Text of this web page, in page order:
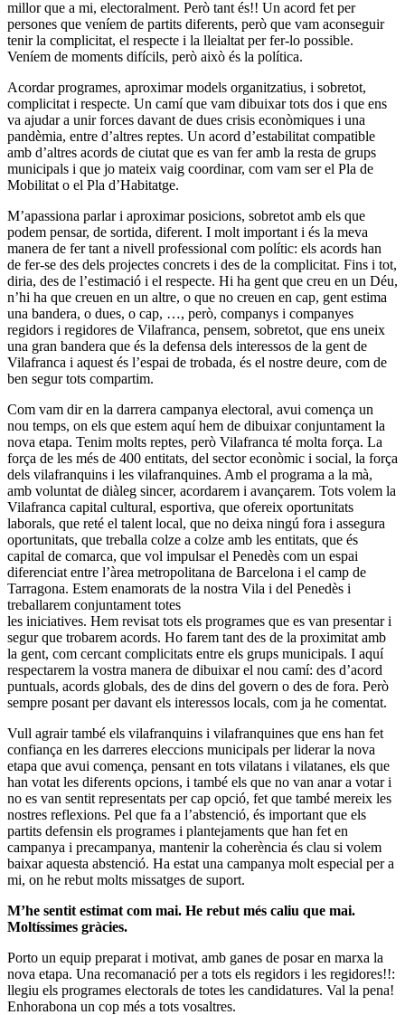
millor que a mi, electoralment. Però tant és!! Un acord fet per
persones que veníem de partits diferents, però que vam aconseguir
tenir la complicitat, el respecte i la lleialtat per fer-lo possible.
Veníem de moments difícils, però això és la política.
Acordar programes, aproximar models organitzatius, i sobretot,
complicitat i respecte. Un camí que vam dibuixar tots dos i que ens
va ajudar a unir forces davant de dues crisis econòmiques i una
pandèmia, entre d’altres reptes. Un acord d’estabilitat compatible
amb d’altres acords de ciutat que es van fer amb la resta de grups
municipals i que jo mateix vaig coordinar, com vam ser el Pla de
Mobilitat o el Pla d’Habitatge.
M’apassiona parlar i aproximar posicions, sobretot amb els que
podem pensar, de sortida, diferent. I molt important i és la meva
manera de fer tant a nivell professional com polític: els acords han
de fer-se des dels projectes concrets i des de la complicitat. Fins i tot,
diria, des de l’estimació i el respecte. Hi ha gent que creu en un Déu,
n’hi ha que creuen en un altre, o que no creuen en cap, gent estima
una bandera, o dues, o cap, …, però, companys i companyes
regidors i regidores de Vilafranca, pensem, sobretot, que ens uneix
una gran bandera que és la defensa dels interessos de la gent de
Vilafranca i aquest és l’espai de trobada, és el nostre deure, com de
ben segur tots compartim.
Com vam dir en la darrera campanya electoral, avui comença un
nou temps, on els que estem aquí hem de dibuixar conjuntament la
nova etapa. Tenim molts reptes, però Vilafranca té molta força. La
força de les més de 400 entitats, del sector econòmic i social, la força
dels vilafranquins i les vilafranquines. Amb el programa a la mà,
amb voluntat de diàleg sincer, acordarem i avançarem. Tots volem la
Vilafranca capital cultural, esportiva, que ofereix oportunitats
laborals, que reté el talent local, que no deixa ningú fora i assegura
oportunitats, que treballa colze a colze amb les entitats, que és
capital de comarca, que vol impulsar el Penedès com un espai
diferenciat entre l’àrea metropolitana de Barcelona i el camp de
Tarragona. Estem enamorats de la nostra Vila i del Penedès i
treballarem conjuntament totes
les iniciatives. Hem revisat tots els programes que es van presentar i
segur que trobarem acords. Ho farem tant des de la proximitat amb
la gent, com cercant complicitats entre els grups municipals. I aquí
respectarem la vostra manera de dibuixar el nou camí: des d’acord
puntuals, acords globals, des de dins del govern o des de fora. Però
sempre posant per davant els interessos locals, com ja he comentat.
Vull agrair també els vilafranquins i vilafranquines que ens han fet
confiança en les darreres eleccions municipals per liderar la nova
etapa que avui comença, pensant en tots vilatans i vilatanes, els que
han votat les diferents opcions, i també els que no van anar a votar i
no es van sentit representats per cap opció, fet que també mereix les
nostres reflexions. Pel que fa a l’abstenció, és important que els
partits defensin els programes i plantejaments que han fet en
campanya i precampanya, mantenir la coherència és clau si volem
baixar aquesta abstenció. Ha estat una campanya molt especial per a
mi, on he rebut molts missatges de suport.
M’he sentit estimat com mai. He rebut més caliu que mai.
Moltíssimes gràcies.
Porto un equip preparat i motivat, amb ganes de posar en marxa la
nova etapa. Una recomanació per a tots els regidors i les regidores!!:
llegiu els programes electorals de totes les candidatures. Val la pena!
Enhorabona un cop més a tots vosaltres.